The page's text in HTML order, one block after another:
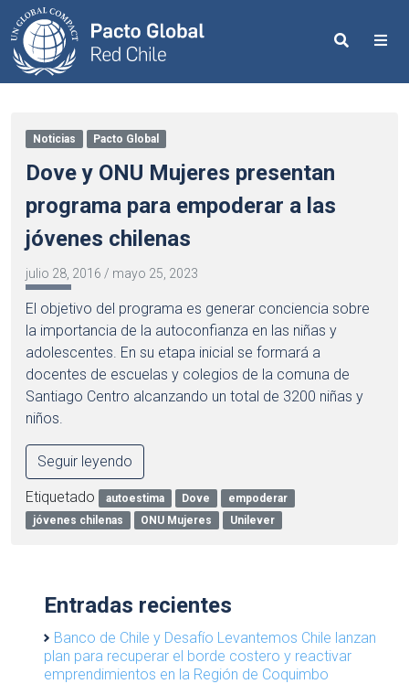
Search
Noticias Pacto Global
Dove y ONU Mujeres presentan
programa para empoderar a las
jóvenes chilenas
julio 28, 2016 / mayo 25, 2023
El objetivo del programa es generar conciencia sobre
la importancia de la autoconfianza en las niñas y
adolescentes. En su etapa inicial se formará a
docentes de escuelas y colegios de la comuna de
Santiago Centro alcanzando un total de 3200 niñas y
niños.
Seguir leyendo
Etiquetado autoestima Dove
empoderar
jóvenes chilenas
ONU Mujeres Unilever
Entradas recientes
Banco de Chile y Desafío Levantemos Chile lanzan
plan para recuperar el borde costero y reactivar
emprendimientos en la Región de Coquimbo